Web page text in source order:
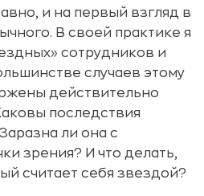
и на первый взгляд в
В своей практике я
сотрудников и
случаев этому
действительно
последствия
ли она с
зрения? И что делать,
считает себя звездой?